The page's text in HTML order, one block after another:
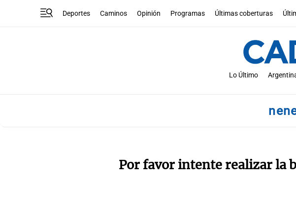
Deportes Caminos Opinión Programas Últimas coberturas
Lo Último
Por favor intente realizar la